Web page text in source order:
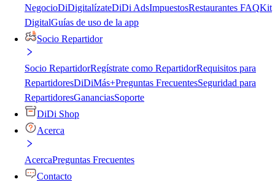
NegocioDiDigitalízateDiDi AdsImpuestosRestaurantes FAQKit
DigitalGuías de uso de la app
Socio Repartidor
Socio RepartidorRegístrate como RepartidorRequisitos para
RepartidoresDiDiMás+Preguntas FrecuentesSeguridad para
RepartidoresGananciasSoporte
DiDi Shop
Acerca
AcercaPreguntas Frecuentes
Contacto